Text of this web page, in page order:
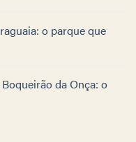
o parque que
da Onça: o